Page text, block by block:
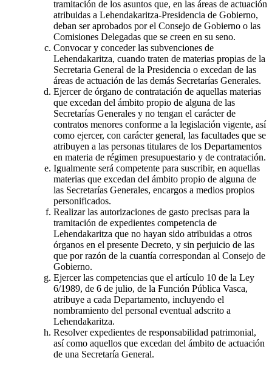
tramitación de los asuntos que, en las áreas de actuación
atribuidas a Lehendakaritza-Presidencia de Gobierno,
deban ser aprobados por el Consejo de Gobierno o las
Comisiones Delegadas que se creen en su seno.
Convocar y conceder las subvenciones de
Lehendakaritza, cuando traten de materias propias de la
Secretaria General de la Presidencia o excedan de las
áreas de actuación de las demás Secretarías Generales.
Ejercer de órgano de contratación de aquellas materias
que excedan del ámbito propio de alguna de las
Secretarías Generales y no tengan el carácter de
contratos menores conforme a la legislación vigente, así
como ejercer, con carácter general, las facultades que se
atribuyen a las personas titulares de los Departamentos
en materia de régimen presupuestario y de contratación.
Igualmente será competente para suscribir, en aquellas
materias que excedan del ámbito propio de alguna de
las Secretarías Generales, encargos a medios propios
personificados.
Realizar las autorizaciones de gasto precisas para la
tramitación de expedientes competencia de
Lehendakaritza que no hayan sido atribuidas a otros
órganos en el presente Decreto, y sin perjuicio de las
que por razón de la cuantía correspondan al Consejo de
Gobierno.
Ejercer las competencias que el artículo 10 de la Ley
6/1989, de 6 de julio, de la Función Pública Vasca,
atribuye a cada Departamento, incluyendo el
nombramiento del personal eventual adscrito a
Lehendakaritza.
Resolver expedientes de responsabilidad patrimonial,
así como aquellos que excedan del ámbito de actuación
de una Secretaría General.